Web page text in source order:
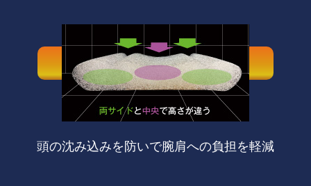
頭の沈み込みを防いで腕肩への負担を軽減